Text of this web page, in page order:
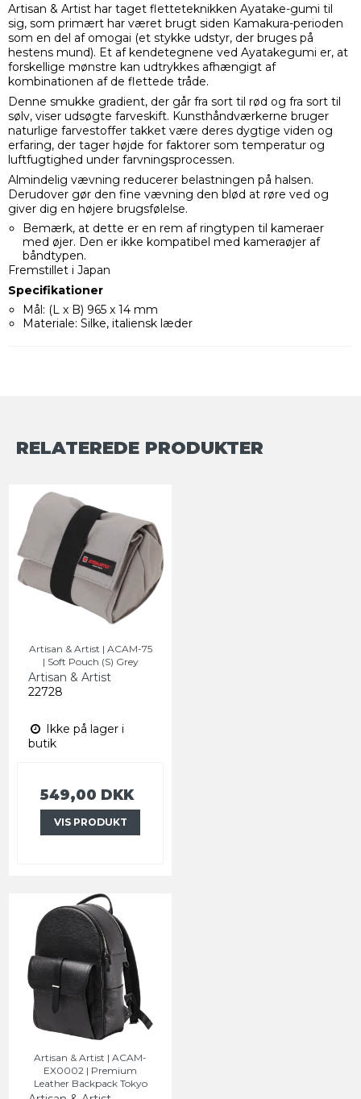
Artisan & Artist har taget fletteteknikken Ayatake-gumi til
sig, som primært har været brugt siden Kamakura-perioden
som en del af omogai (et stykke udstyr, der bruges på
hestens mund). Et af kendetegnene ved Ayatakegumi er, at
forskellige mønstre kan udtrykkes afhængigt af
kombinationen af de flettede tråde.
Denne smukke gradient, der går fra sort til rød og fra sort til
sølv, viser udsøgte farveskift. Kunsthåndværkerne bruger
naturlige farvestoffer takket være deres dygtige viden og
erfaring, der tager højde for faktorer som temperatur og
luftfugtighed under farvningsprocessen.
Almindelig vævning reducerer belastningen på halsen.
Derudover gør den fine vævning den blød at røre ved og
giver dig en højere brugsfølelse.
Bemærk, at dette er en rem af ringtypen til kameraer
med øjer. Den er ikke kompatibel med kameraøjer af
båndtypen.
Fremstillet i Japan
Specifikationer
Mål: (L x B) 965 x 14 mm
Materiale: Silke, italiensk læder
RELATEREDE PRODUKTER
Artisan & Artist | ACAM-75
| Soft Pouch (S) Grey
Artisan & Artist
22728
Ikke på lager i
butik
549,00 DKK
VIS PRODUKT
Artisan & Artist | ACAM-
EX0002 | Premium
Leather Backpack Tokyo